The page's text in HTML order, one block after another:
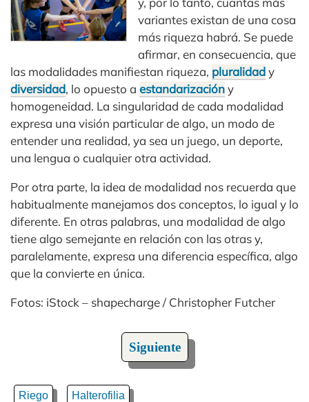
variantes existan de una cosa
más riqueza habrá. Se puede
afirmar, en consecuencia, que
las modalidades manifiestan riqueza, pluralidady
diversidad, lo opuesto a estandarizacióny
homogeneidad. La singularidad de cada modalidad
expresa una visión particular de algo, un modo de
entender una realidad, ya sea un juego, un deporte,
una lengua o cualquier otra actividad.
Por otra parte, la idea de modalidad nos recuerda que
habitualmente manejamos dos conceptos, lo igual y lo
diferente. En otras palabras, una modalidad de algo
tiene algo semejante en relación con las otras y,
paralelamente, expresa una diferencia específica, algo
que la convierte en única.
Fotos: iStock – shapecharge / Christopher Futcher
Siguiente
Riego Halterofilia